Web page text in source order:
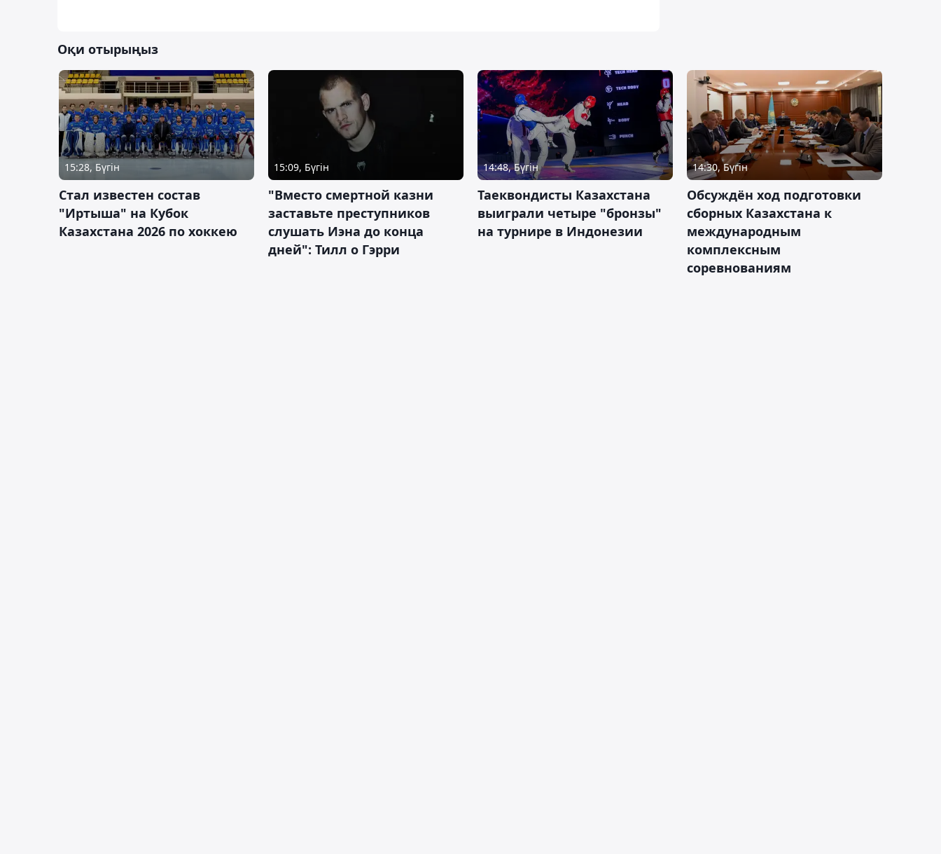
Оқи отырыңыз
15:28, Бүгін
Стал известен состав
"Иртыша" на Кубок
Казахстана 2026 по хоккею
15:09, Бүгін
"Вместо смертной казни
заставьте преступников
слушать Иэна до конца
дней": Тилл о Гэрри
14:48, Бүгін
Таеквондисты Казахстана
выиграли четыре "бронзы"
на турнире в Индонезии
14:30, Бүгін
Обсуждён ход подготовки
сборных Казахстана к
международным
комплексным
соревнованиям